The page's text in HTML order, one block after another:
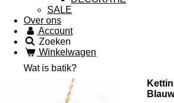
SALE
Over ons
Account
Zoeken
Winkelwagen
Wat is batik?
Blauw